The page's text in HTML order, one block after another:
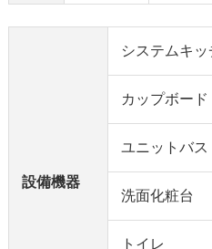
設備機器
システムキッ
カップボード
ユニットバス
洗面化粧台
トイレ